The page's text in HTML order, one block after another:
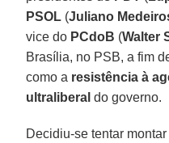
PSOL (Juliano
vice do PCdoB (Walter
Brasília, no PSB, a fim
como a resistência à
ultraliberal do governo.
Decidiu-se tentar